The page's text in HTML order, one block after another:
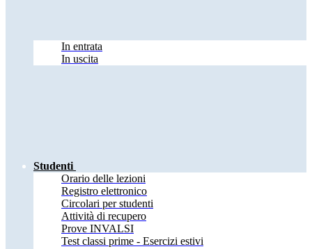
In entrata
In uscita
Studenti
Orario delle lezioni
Registro elettronico
Circolari per studenti
Attività di recupero
Prove INVALSI
Test classi prime - Esercizi estivi